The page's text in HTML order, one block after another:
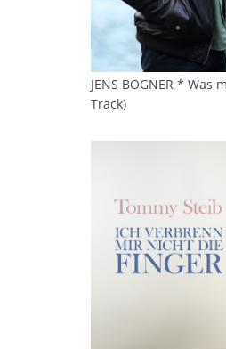
JENS BOGNER * Was
Track)